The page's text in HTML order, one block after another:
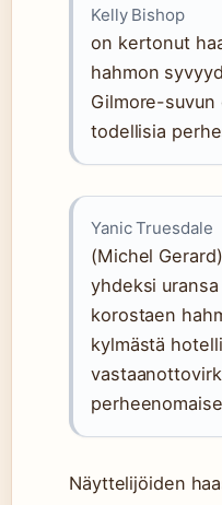
Kelly Bishop
on kertonut
hahmon
Gilmore-suvun
todellisia
Yanic Truesdale
(Michel
yhdeksi
korostaen
kylmästä
Näyttelijöiden